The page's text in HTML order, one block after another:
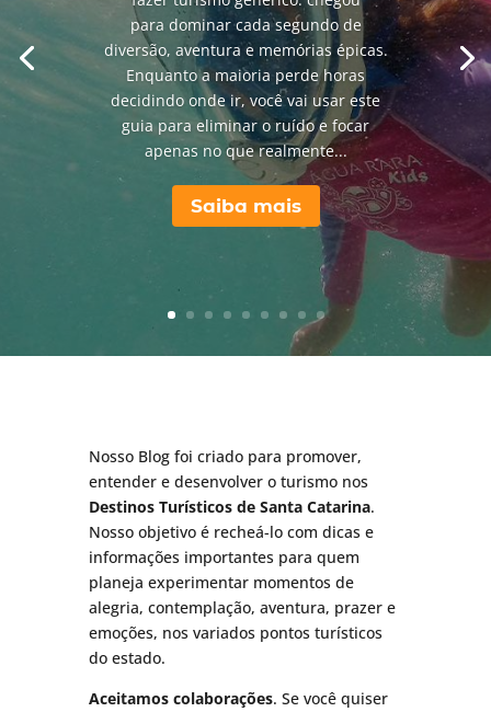
para dominar cada segundo de
diversão, aventura e memórias épicas.
Enquanto a maioria perde horas
decidindo onde ir, você vai usar este
guia para eliminar o ruído e focar
apenas no que realmente...
Saiba mais
Nosso Blog foi criado para promover,
entender e desenvolver o turismo nos
Destinos Turísticos de Santa Catarina.
Nosso objetivo é recheá-lo com dicas e
informações importantes para quem
planeja experimentar momentos de
alegria, contemplação, aventura, prazer e
emoções, nos variados pontos turísticos
do estado.
Aceitamos colaborações. Se você quiser